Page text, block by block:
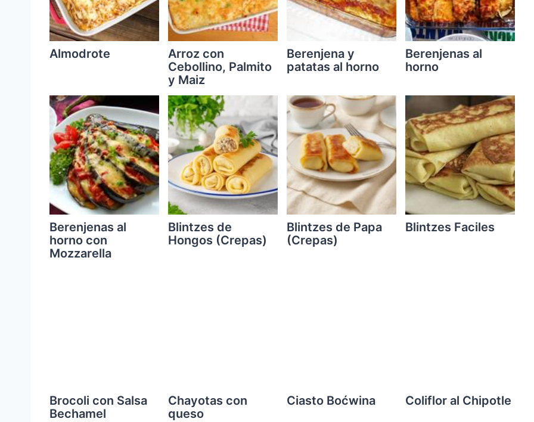
Almodrote
Arroz con
Cebollino, Palmito
y Maiz
Berenjena y
patatas al horno
Berenjenas al
horno
Berenjenas al
horno con
Mozzarella
Blintzes de
Hongos (Crepas)
Blintzes de Papa
(Crepas)
Blintzes Faciles
Brocoli con Salsa
Bechamel
Chayotas con
queso
Ciasto Boćwina Coliflor al Chipotle